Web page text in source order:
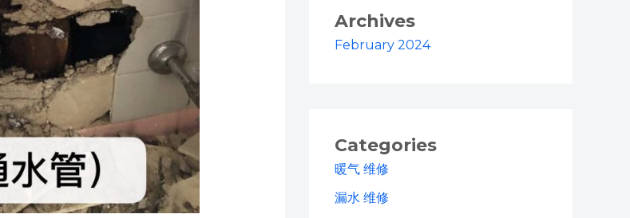
Archives
February 2024
Categories
暖气 维修
漏水 维修